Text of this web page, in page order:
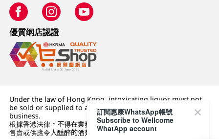
優質纲店認證
Under the law of Hong Kong, intoxicating liquor must not
be sold or supplied to a minor (under 18) in the course of
business.
根據香港法律，不得在業務過程中，向未成年人 (18 歲以下人士)
售賣或供應令人醺醉的酒類。
訂閱惠康WhatsApp帳號
Subscribe to Wellcome
WhatApp account